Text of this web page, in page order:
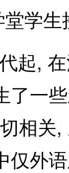
学
起,
了一
相关,
仅外